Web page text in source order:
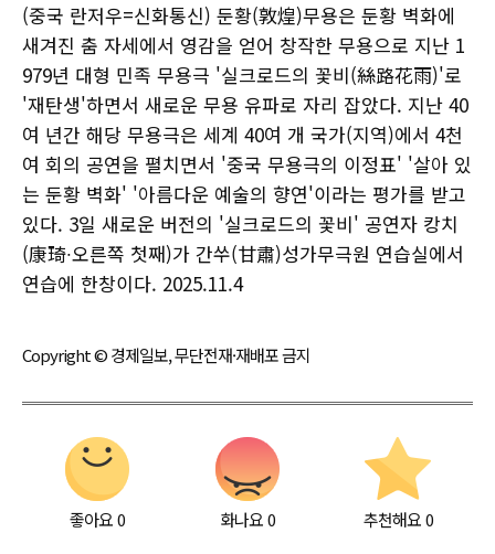
(중국 란저우=신화통신) 둔황(敦煌)무용은 둔황 벽화에
새겨진 춤 자세에서 영감을 얻어 창작한 무용으로 지난 1
979년 대형 민족 무용극 '실크로드의 꽃비(絲路花雨)'로
'재탄생'하면서 새로운 무용 유파로 자리 잡았다. 지난 40
여 년간 해당 무용극은 세계 40여 개 국가(지역)에서 4천
여 회의 공연을 펼치면서 '중국 무용극의 이정표' '살아 있
는 둔황 벽화' '아름다운 예술의 향연'이라는 평가를 받고
있다. 3일 새로운 버전의 '실크로드의 꽃비' 공연자 캉치
(康琦∙오른쪽 첫째)가 간쑤(甘肅)성가무극원 연습실에서
연습에 한창이다. 2025.11.4
Copyright © 경제일보, 무단전재·재배포 금지
좋아요0 화나요0 추천해요 0